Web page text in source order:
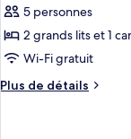
SUITE)
type
de
chambre :
Penthouse,
5 personnes
2 grands lits et 1
Wi-Fi gratuit
Plus de détails
Plus